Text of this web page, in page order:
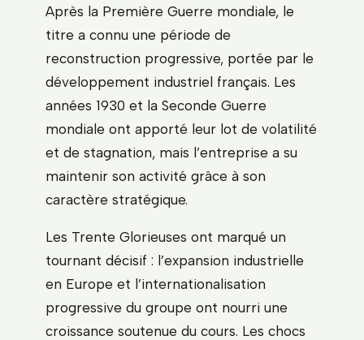
Après la Première Guerre mondiale, le
titre a connu une période de
reconstruction progressive, portée par le
développement industriel français. Les
années 1930 et la Seconde Guerre
mondiale ont apporté leur lot de volatilité
et de stagnation, mais l’entreprise a su
maintenir son activité grâce à son
caractère stratégique.
Les Trente Glorieuses ont marqué un
tournant décisif : l’expansion industrielle
en Europe et l’internationalisation
progressive du groupe ont nourri une
croissance soutenue du cours. Les chocs